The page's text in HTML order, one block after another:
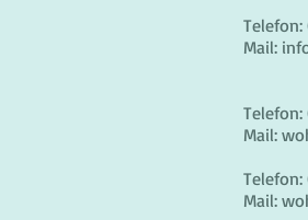
Telefon:
Mail:
Telefon:
Mail:
Telefon:
Mail: